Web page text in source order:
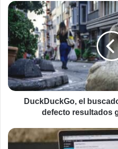
DuckDuckGo,
el
buscador
que
no
muestra
por
defecto
resultados
generados
DuckDuckGo, el
defecto resultados
Cómo
insertar